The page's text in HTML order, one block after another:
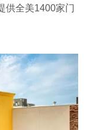
供全美1400家门